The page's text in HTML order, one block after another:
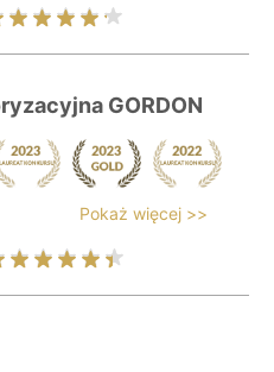
GORDON
Pokaż więcej >>